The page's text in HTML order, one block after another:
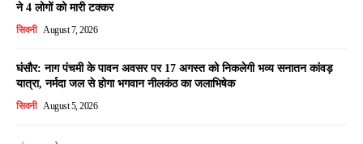
ने 4 लोगों को मारी टक्कर
सिवनी August 7, 2026
घंसौर: नाग पंचमी के पावन अवसर पर 17 अगस्त को निकलेगी भव्य सनातन कांवड़
यात्रा, नर्मदा जल से होगा भगवान नीलकंठ का जलाभिषेक
सिवनी August 5, 2026